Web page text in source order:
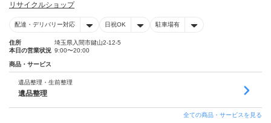
リサイクルショップ
配達・デリバリー対応 日祝OK 駐車場有
住所
埼玉県入間市鍵山2-12-5
本日の営業状況 9:00〜20:00
商品・サービス
遺品整理・生前整理
遺品整理
全ての商品・サービスを見る